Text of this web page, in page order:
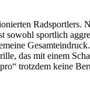
sportlich
das mit einem
trotzdem keine